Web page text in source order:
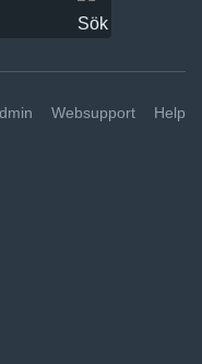
Websupport Help